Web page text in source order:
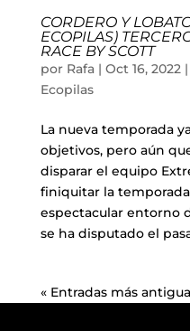
CORDERO Y
ECOPILAS)
RACE BY SCOTT
por Rafa| Oct 16, 2022|
Ecopilas
La nueva temporada
objetivos, pero aún
disparar el equipo
finiquitar la temporada
espectacular entorno
se ha disputado el
« Entradas más